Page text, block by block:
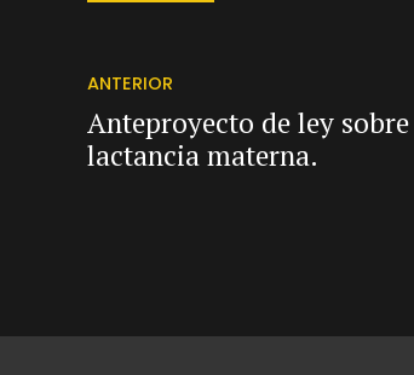
ANTERIOR
Anteproyecto de ley
lactancia materna.